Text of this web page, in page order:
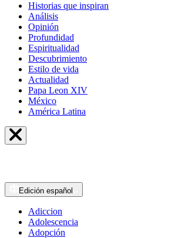
Historias que inspiran
Análisis
Opinión
Profundidad
Espiritualidad
Descubrimiento
Estilo de vida
Actualidad
Papa Leon XIV
México
América Latina
Edición español
Adiccion
Adolescencia
Adopción